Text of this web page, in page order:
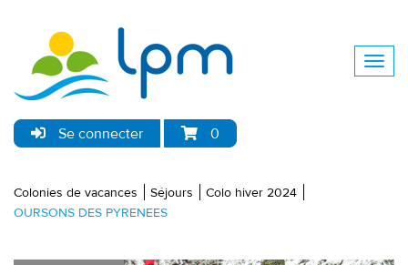
Se connecter 0
Colonies de vacances Séjours
Colo hiver 2024
OURSONS DES PYRENEES